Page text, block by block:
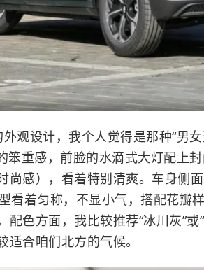
观设计，我个人觉得是那种“男
笨重感，前脸的水滴式大灯配上
尚感），看着特别清爽。车身侧
看着匀称，不显小气，搭配花瓣
配色方面，我比较推荐“冰川灰”或
适合咱们北方的气候。